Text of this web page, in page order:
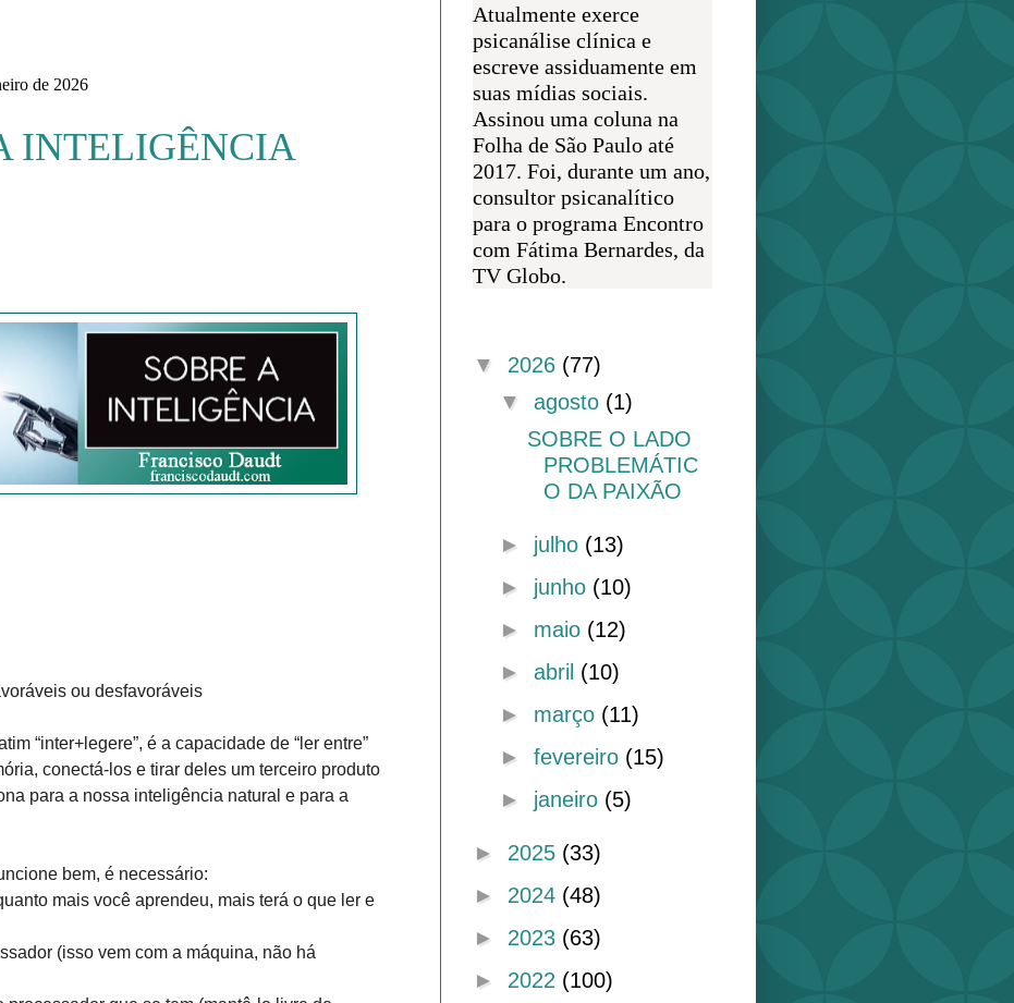
de 2026
INTELIGÊNCIA
ou desfavoráveis
“inter+legere”, é a capacidade de “ler entre”
conectá-los e tirar deles um terceiro produto
para a nossa inteligência natural e para a
bem, é necessário:
mais você aprendeu, mais terá o que ler e
(isso vem com a máquina, não há
Atualmente exerce
psicanálise clínica e
escreve assiduamente em
suas mídias sociais.
Assinou uma coluna na
Folha de São Paulo até
2017. Foi, durante um ano,
consultor psicanalítico
para o programa Encontro
com Fátima Bernardes, da
TV Globo.
▼ 2026 (77)
▼ agosto (1)
SOBRE O LADO
PROBLEMÁTIC
O DA PAIXÃO
► julho (13)
► junho (10)
► maio (12)
► abril (10)
► março (11)
► fevereiro (15)
► janeiro (5)
► 2025 (33)
► 2024 (48)
► 2023 (63)
► 2022 (100)